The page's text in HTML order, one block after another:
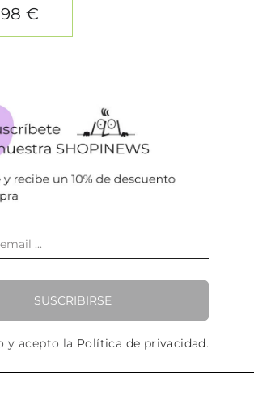
€
SUSCRIBIRSE
y acepto la Política de privacidad.